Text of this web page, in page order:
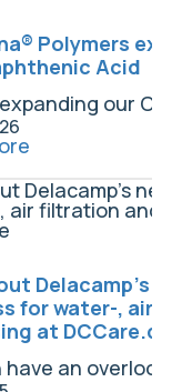
Polymers
Acid
Delacamp’s new
for water-, air
at DCCare.de
have an overlook